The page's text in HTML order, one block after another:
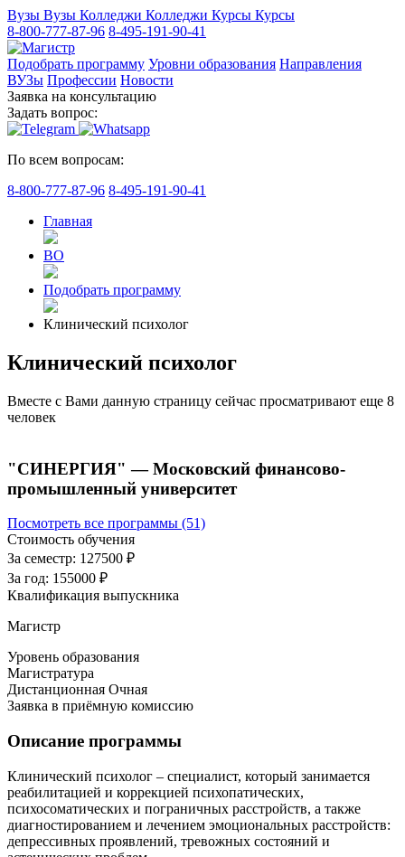
Вузы Вузы Колледжи Колледжи Курсы Курсы
8-800-777-87-96 8-495-191-90-41
Подобрать программу Уровни образования Направления
ВУЗы Профессии Новости
Заявка на консультацию
Задать вопрос:
По всем вопросам:
8-800-777-87-96 8-495-191-90-41
Главная
ВО
Подобрать программу
Клинический психолог
Клинический психолог
Вместе с Вами данную страницу сейчас просматривают еще 8
человек
"СИНЕРГИЯ" — Московский финансово-
промышленный университет
Посмотреть все программы (51)
Стоимость обучения
За семестр: 127500 ₽
За год: 155000 ₽
Квалификация выпускника
Магистр
Уровень образования
Магистратура
Дистанционная Очная
Заявка в приёмную комиссию
Описание программы
Клинический психолог – специалист, который занимается
реабилитацией и коррекцией психопатических,
психосоматических и пограничных расстройств, а также
диагностированием и лечением эмоциональных расстройств:
депрессивных проявлений, тревожных состояний и